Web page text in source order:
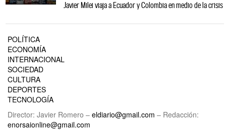
Javier Milei viaja a Ecuador y Colombia en medio de la crisis
POLÍTICA
ECONOMÍA
INTERNACIONAL
SOCIEDAD
CULTURA
DEPORTES
TECNOLOGÍA
Director: Javier Romero – eldiario@gmail.com – Redacción:
enorsaionline@gmail.com